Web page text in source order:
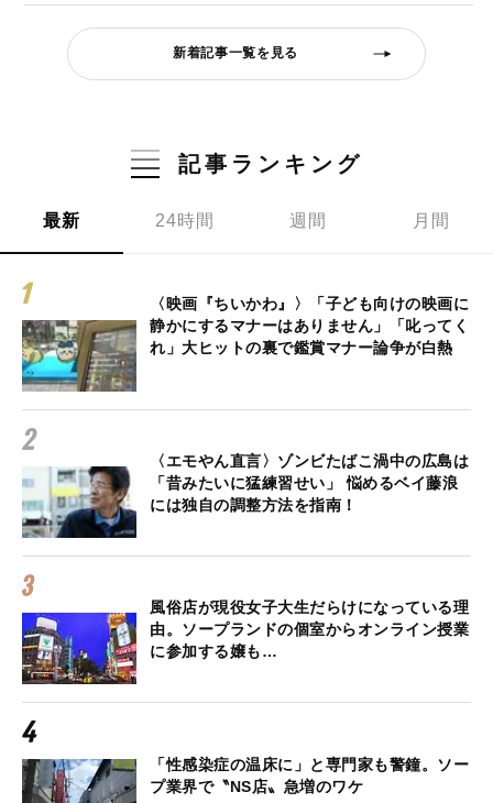
新着記事一覧を見る
記事ランキング
最新 24時間 週間 月間
〈映画『ちいかわ』〉「子ども向けの映画に
静かにするマナーはありません」「叱ってく
れ」大ヒットの裏で鑑賞マナー論争が白熱
〈エモやん直言〉ゾンビたばこ渦中の広島は
「昔みたいに猛練習せい」 悩めるベイ藤浪
には独自の調整方法を指南！
風俗店が現役女子大生だらけになっている理
由。ソープランドの個室からオンライン授業
に参加する嬢も…
「性感染症の温床に」と専門家も警鐘。ソー
プ業界で〝NS店〟急増のワケ